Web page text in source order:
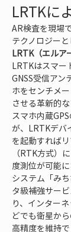
LRTKに
AR検査を現場
テクノロジー
LRTK（エルア
LRTKはスマー
GNSS受信アン
ホをセンチメ
させる革新的
スマホ内蔵
が、LRTKデバ
を起動すれば
（RTK方式）
度測位が可能
システム「み
タ級補強サー
り、インター
どでも衛星か
高精度を維持